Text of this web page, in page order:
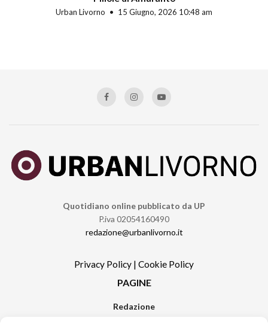
Urban Livorno 15 Giugno, 2026 10:48 am
Quotidiano online pubblicato da UP
P.iva 02054160490
redazione@urbanlivorno.it
Privacy Policy | Cookie Policy
PAGINE
Redazione